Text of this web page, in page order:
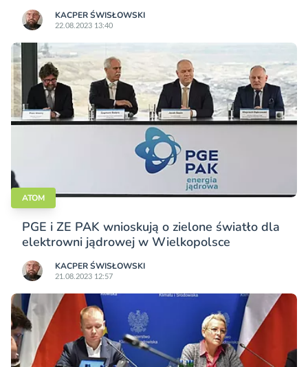
KACPER ŚWISŁO­WSKI
22.08.2023 13:40
ATOM
PGE i ZE PAK wnioskują o zielone światło dla
elektrowni jądrowej w Wielkopolsce
KACPER ŚWISŁO­WSKI
21.08.2023 12:57